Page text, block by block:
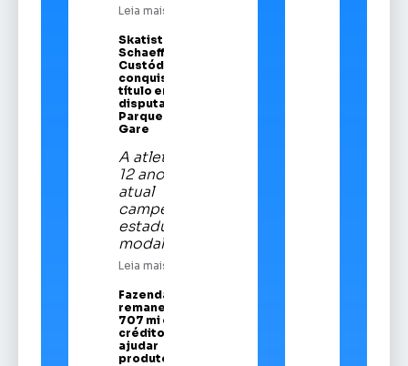
Leia mais
Skatista Alice
Schaeffer
Custódio
conquista
título em
disputa no
Parque da
Gare
A atleta de
12 anos é a
atual
campeã
estadual da
modalidade
Leia mais
Fazenda
remaneja R$
707 mi em
crédito para
ajudar
produtores de